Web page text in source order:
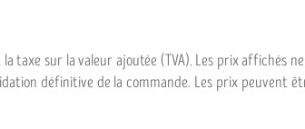
taxe sur la valeur ajoutée (TVA). Les prix
définitive de la commande. Les prix